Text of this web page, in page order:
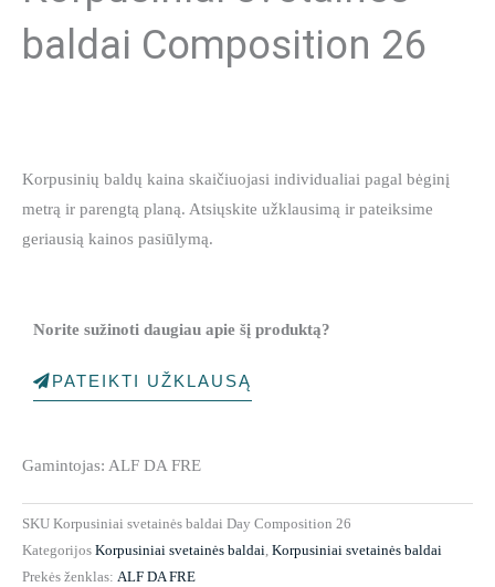
baldai Composition 26
Korpusinių baldų kaina skaičiuojasi individualiai pagal bėginį
metrą ir parengtą planą. Atsiųskite užklausimą ir pateiksime
geriausią kainos pasiūlymą.
Norite sužinoti daugiau apie šį produktą?
PATEIKTI UŽKLAUSĄ
Gamintojas: ALF DA FRE
SKU Korpusiniai svetainės baldai Day Composition 26
Kategorijos Korpusiniai svetainės baldai, Korpusiniai svetainės baldai
Prekės ženklas: ALF DA FRE